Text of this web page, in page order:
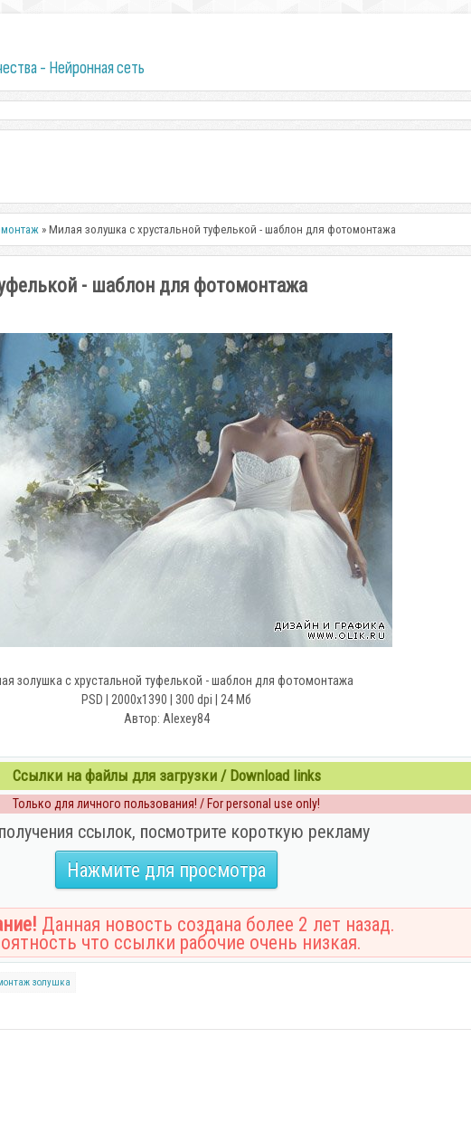
- Нейронная сеть
» Милая золушка с хрустальной туфелькой - шаблон для фотомонтажа
- шаблон для фотомонтажа
золушка с хрустальной туфелькой - шаблон для фотомонтажа
PSD | 2000x1390 | 300 dpi | 24 Мб
Автор: Alexey84
Ссылки на файлы для загрузки / Download links
Только для личного пользования! / For personal use only!
ссылок, посмотрите короткую рекламу
Нажмите для просмотра
Данная новость создана более 2 лет назад.
что ссылки рабочие очень низкая.
золушка